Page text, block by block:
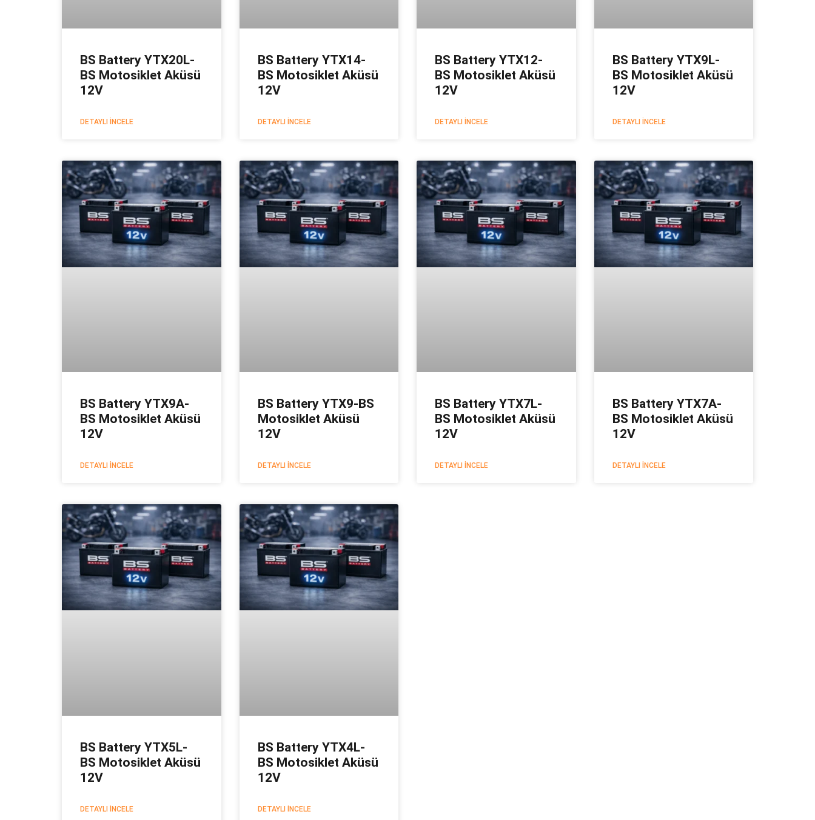
BS Battery YTX20L-
BS Motosiklet Aküsü
12V
DETAYLI İNCELE
BS Battery YTX14-
BS Motosiklet Aküsü
12V
DETAYLI İNCELE
BS Battery YTX12-
BS Motosiklet Aküsü
12V
DETAYLI İNCELE
BS Battery YTX9L-
BS Motosiklet Aküsü
12V
DETAYLI İNCELE
BS Battery YTX9A-
BS Motosiklet Aküsü
12V
DETAYLI İNCELE
BS Battery YTX9-BS
Motosiklet Aküsü
12V
DETAYLI İNCELE
BS Battery YTX7L-
BS Motosiklet Aküsü
12V
DETAYLI İNCELE
BS Battery YTX7A-
BS Motosiklet Aküsü
12V
DETAYLI İNCELE
BS Battery YTX5L-
BS Motosiklet Aküsü
12V
DETAYLI İNCELE
BS Battery YTX4L-
BS Motosiklet Aküsü
12V
DETAYLI İNCELE